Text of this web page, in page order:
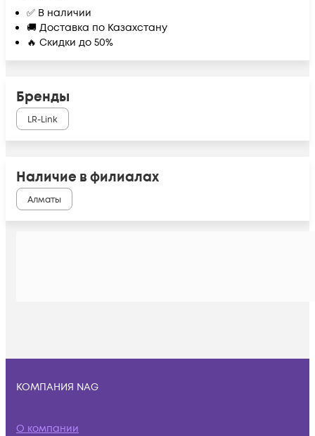
✅ В наличии
🚚 Доставка по Казахстану
🔥 Скидки до 50%
Бренды
LR-Link
Наличие в филиалах
Алматы
КОМПАНИЯ NAG
О компании